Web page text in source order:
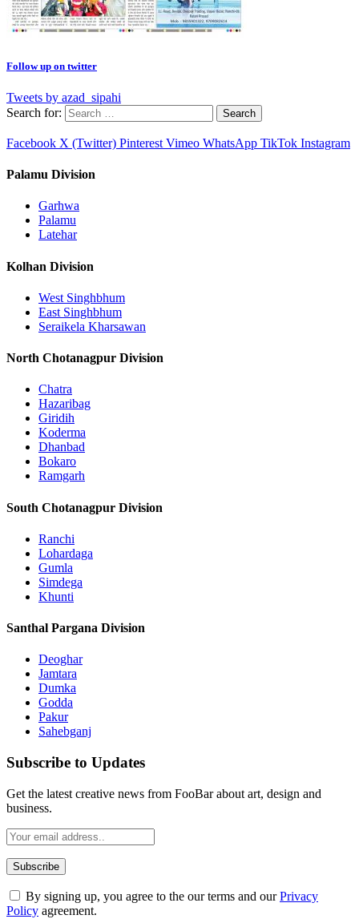
Follow up on twitter
Tweets by azad_sipahi
Search for:
Facebook X (Twitter) Pinterest Vimeo WhatsApp TikTok Instagram
Palamu Division
Garhwa
Palamu
Latehar
Kolhan Division
West Singhbhum
East Singhbhum
Seraikela Kharsawan
North Chotanagpur Division
Chatra
Hazaribag
Giridih
Koderma
Dhanbad
Bokaro
Ramgarh
South Chotanagpur Division
Ranchi
Lohardaga
Gumla
Simdega
Khunti
Santhal Pargana Division
Deoghar
Jamtara
Dumka
Godda
Pakur
Sahebganj
Subscribe to Updates
Get the latest creative news from FooBar about art, design and
business.
By signing up, you agree to the our terms and ourPrivacy
Policy agreement.